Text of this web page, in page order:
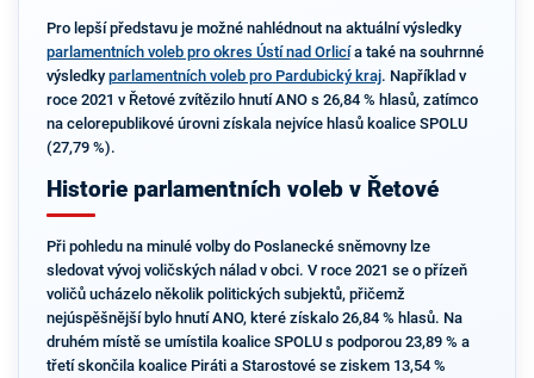
Pro lepší představu je možné nahlédnout na aktuální výsledky
parlamentních voleb pro okres Ústí nad Orlicía také na souhrnné
výsledky parlamentních voleb pro Pardubický kraj. Například v
roce 2021 v Řetové zvítězilo hnutí ANO s 26,84 % hlasů, zatímco
na celorepublikové úrovni získala nejvíce hlasů koalice SPOLU
(27,79 %).
Historie parlamentních voleb v Řetové
Při pohledu na minulé volby do Poslanecké sněmovny lze
sledovat vývoj voličských nálad v obci. V roce 2021 se o přízeň
voličů ucházelo několik politických subjektů, přičemž
nejúspěšnější bylo hnutí ANO, které získalo 26,84 % hlasů. Na
druhém místě se umístila koalice SPOLU s podporou 23,89 % a
třetí skončila koalice Piráti a Starostové se ziskem 13,54 %